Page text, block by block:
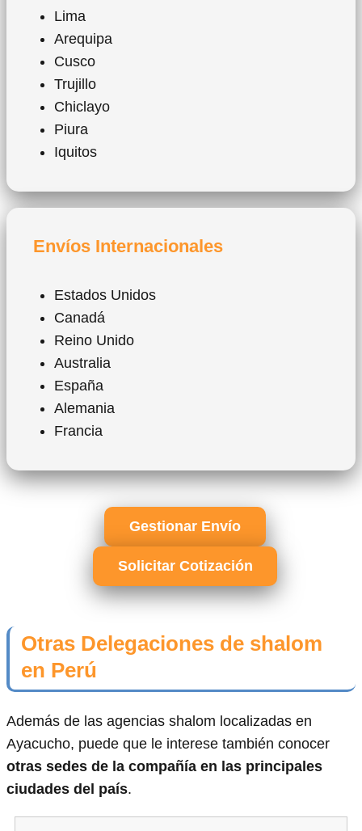
Lima
Arequipa
Cusco
Trujillo
Chiclayo
Piura
Iquitos
Envíos Internacionales
Estados Unidos
Canadá
Reino Unido
Australia
España
Alemania
Francia
Gestionar Envío
Solicitar Cotización
Otras Delegaciones de shalom
en Perú
Además de las agencias shalom localizadas en
Ayacucho, puede que le interese también conocer
otras sedes de la compañía en las principales
ciudades del país.